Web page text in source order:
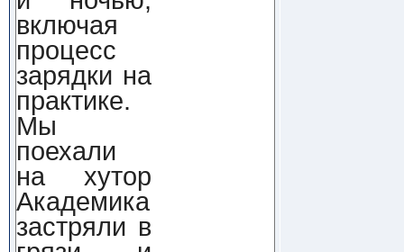
включая
процесс
зарядки на
практике.
Мы
поехали
на хутор
Академика,
застряли в